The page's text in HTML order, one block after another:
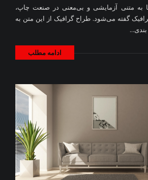
به متنی آزمایشی و بی‌معنی در صنعت چاپ،
گفته می‌شود. طراح گرافیک از این متن به
ادامه مطلب